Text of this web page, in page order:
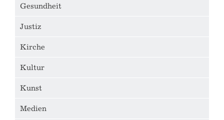
Gesundheit
Justiz
Kirche
Kultur
Kunst
Medien